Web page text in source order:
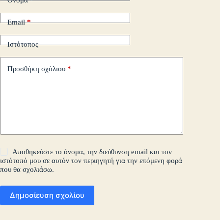
Email*
Ιστότοπος
Προσθήκη σχόλιου *
Αποθηκεύστε το όνομα, την διεύθυνση email και τον
ιστότοπό μου σε αυτόν τον περιηγητή για την επόμενη φορά
που θα σχολιάσω.
Δημοσίευση σχολίου